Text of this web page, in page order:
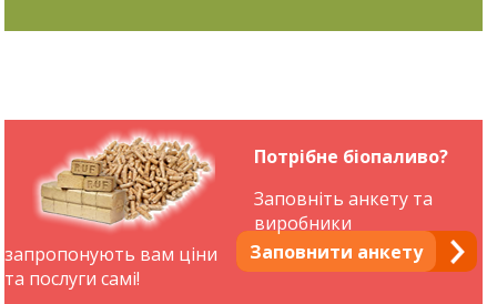
Потрібне біопаливо?
Заповнити анкету
Заповніть анкету та
виробники
запропонують вам ціни
та послуги самі!